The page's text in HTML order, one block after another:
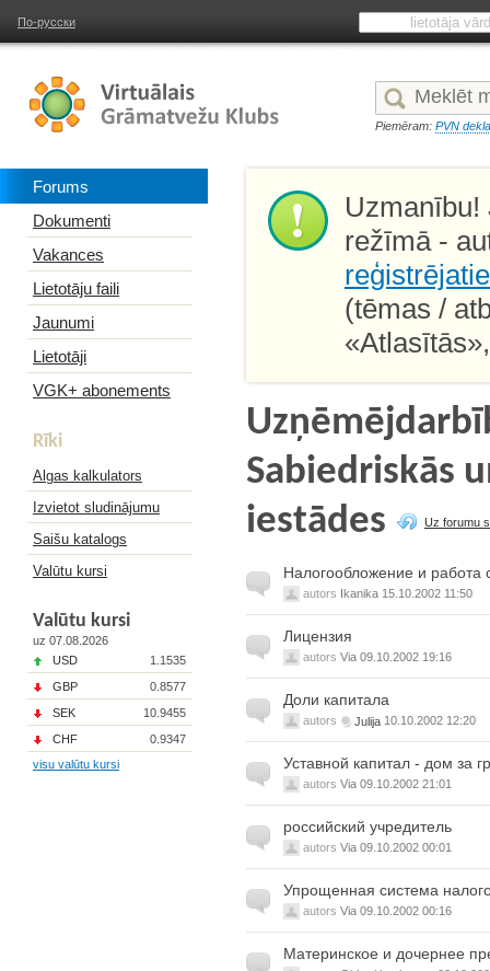
По-русски
Piemēram: PVN
Forums
Dokumenti
Vakances
Lietotāju faili
Jaunumi
Lietotāji
VGK+ abonements
Rīki
Algas kalkulators
Izvietot sludinājumu
Saišu katalogs
Valūtu kursi
Valūtu kursi
uz 07.08.2026
USD
1.1535
GBP
0.8577
SEK
10.9455
CHF
0.9347
visu valūtu kursi
Uzmanību!
režīmā -
(tēmas /
Sabiedriskās
iestādes
Uz forumu
Налогообложение и работа
autors Ikanika 15.10.2002 11:50
Лицензия
autors Via 09.10.2002 19:16
Доли капитала
autors Julija 10.10.2002 12:20
Уставной капитал - дом за
autors Via 09.10.2002 21:01
российский учредитель
autors Via 09.10.2002 00:01
Упрощенная система
autors Via 09.10.2002 00:16
Материнское и дочернее